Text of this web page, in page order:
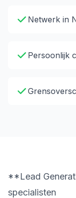
Netwerk in
Persoonlijk
**Lead
specialisten